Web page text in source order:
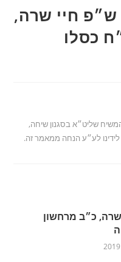
ש״פ חיי שרה,
כסלו
שליט״א בסגנון שיחה,
שרה, כ״ב מרחשון